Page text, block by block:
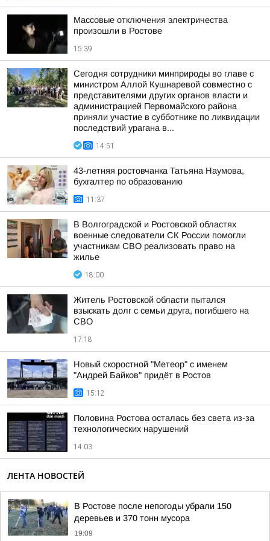
Массовые отключения электричества
произошли в Ростове
15:39
Сегодня сотрудники минприроды во главе с
министром Аллой Кушнаревой совместно с
представителями других органов власти и
администрацией Первомайского района
приняли участие в субботнике по ликвидации
последствий урагана в...
14:51
43-летняя ростовчанка Татьяна Наумова,
бухгалтер по образованию
11:37
В Волгоградской и Ростовской областях
военные следователи СК России помогли
участникам СВО реализовать право на
жилье
18:00
Житель Ростовской области пытался
взыскать долг с семьи друга, погибшего на
СВО
17:18
Новый скоростной "Метеор" с именем
"Андрей Байков" придёт в Ростов
15:12
Половина Ростова осталась без света из-за
технологических нарушений
14:03
ЛЕНТА НОВОСТЕЙ
В Ростове после непогоды убрали 150
деревьев и 370 тонн мусора
19:09